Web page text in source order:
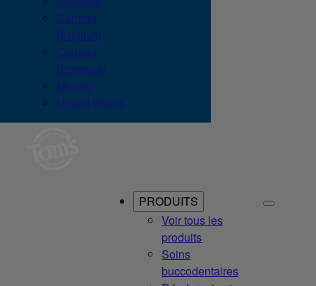
Canada
(English)
Canada
(Français)
México
United States
PRODUITS
Voir tous les
produits
Soins
buccodentaires